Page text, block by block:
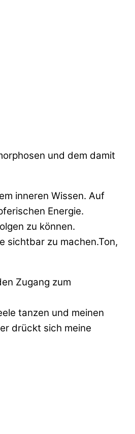
und dem damit
inneren Wissen. Auf
Energie.
zu können.
sichtbar zu machen.Ton,
Zugang zum
tanzen und meinen
drückt sich meine